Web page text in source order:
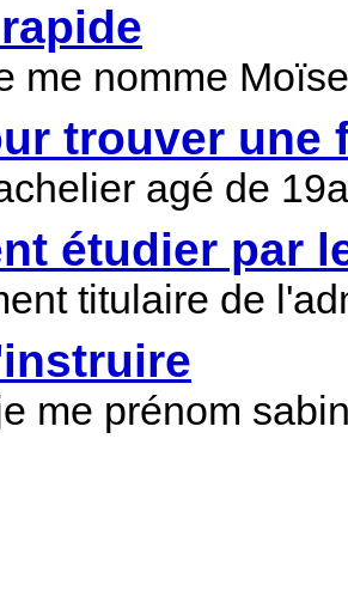
me nomme
trouver une
agé de
étudier par
titulaire de
me prénom